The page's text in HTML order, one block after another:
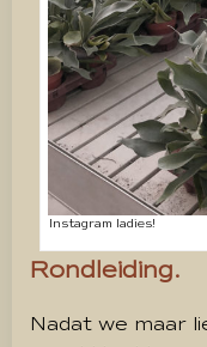
Instagram ladies!
Rondleiding.
Nadat we maar